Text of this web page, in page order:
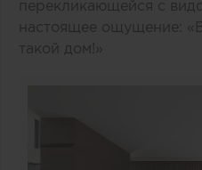
перекликающейся с
настоящее ощущение:
такой дом!»